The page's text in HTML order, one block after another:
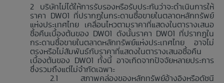
บริษัทไม่ได้ให้การรับรองหรือรับประกันว่าจะดำเนินการให้
ราคา DW01 ที่ปรากฏในกระดานซื้อขายในตลาดหลักทรัพย์
แห่งประเทศไทย เคลื่อนไหวตามราคาที่แสดงในตารางเสนอ
ซื้อคืนเบื้องต้นของ DW01 ดังนั้นราคา DW01 ที่ปรากฏใน
กระดานซื้อขายในตลาดหลักทรัพย์แห่งประเทศไทย อาจไม่
ตรงหรือไม่สัมพันธ์กับราคาที่แสดงในตารางเสนอซื้อคืน
เบื้องต้นของ DW01 ทั้งนี้ อาจเกิดจากปัจจัยหลายประการ
ซึ่งรวมถึงแต่ไม่จำกัดเฉพาะ
สภาพคล่องของหลักทรัพย์อ้างอิงหรือดัชนี